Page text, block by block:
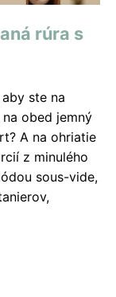
rúra s
ste na
obed jemný
A na ohriatie
z minulého
sous-vide,